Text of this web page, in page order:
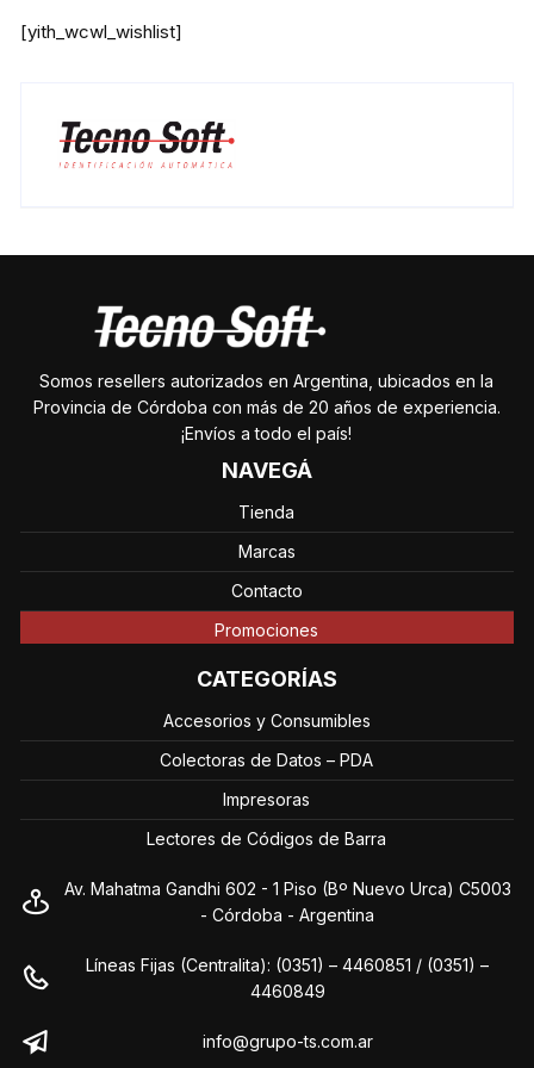
[yith_wcwl_wishlist]
Somos resellers autorizados en Argentina, ubicados en la
Provincia de Córdoba con más de 20 años de experiencia.
¡Envíos a todo el país!
NAVEGÁ
Tienda
Marcas
Contacto
Promociones
CATEGORÍAS
Accesorios y Consumibles
Colectoras de Datos – PDA
Impresoras
Lectores de Códigos de Barra
Av. Mahatma Gandhi 602 - 1 Piso (Bº Nuevo Urca) C5003
- Córdoba - Argentina
Líneas Fijas (Centralita): (0351) – 4460851 / (0351) –
4460849
info@grupo-ts.com.ar